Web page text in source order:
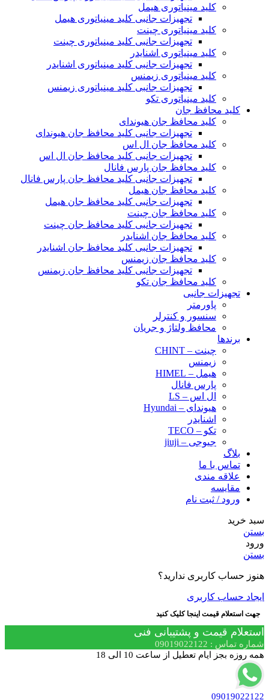
کلید مینیاتوری هیمل
تجهیزات جانبی کلید مینیاتوری هیمل
کلید مینیاتوری چینت
تجهیزات جانبی کلید مینیاتوری چینت
کلید مینیاتوری اشنایدر
تجهیزات جانبی کلید مینیاتوری اشنایدر
کلید مینیاتوری زیمنس
تجهیزات جانبی کلید مینیاتوری زیمنس
کلید مینیاتوری تکو
کلید محافظ جان
کلید محافظ جان هیوندای
تجهیزات جانبی کلید محافظ جان هیوندای
کلید محافظ جان ال اس
تجهیزات جانبی کلید محافظ جان ال اس
کلید محافظ جان پارس فانال
تجهیزات جانبی کلید محافظ جان پارس فانال
کلید محافظ جان هیمل
تجهیزات جانبی کلید محافظ جان هیمل
کلید محافظ جان چینت
تجهیزات جانبی کلید محافظ جان چینت
کلید محافظ جان اشنایدر
تجهیزات جانبی کلید محافظ جان اشنایدر
کلید محافظ جان زیمنس
تجهیزات جانبی کلید محافظ جان زیمنس
کلید محافظ جان تکو
تجهیزات جانبی
پاورمتر
سنسور و کنترلر
محافظ ولتاژ و‌ جریان
برندها
چینت – CHINT
زیمنس
هیمل – HIMEL
پارس فانال
ال اس – LS
هیوندای – Hyundai
اشنایدر
تکو – TECO
جیوجی – jiuji
بلاگ
تماس با ما
علاقه مندی
مقایسه
ورود / ثبت نام
سبد خرید
بستن
ورود
بستن
هنوز حساب کاربری ندارید؟
ایجاد حساب کاربری
جهت استعلام قیمت اینجا کلیک کنید
استعلام قیمت و پشتیبانی فنی
شماره تماس : 09019022122
همه روزه بجز ایام تعطیل از ساعت 10 الی 18
09019022122